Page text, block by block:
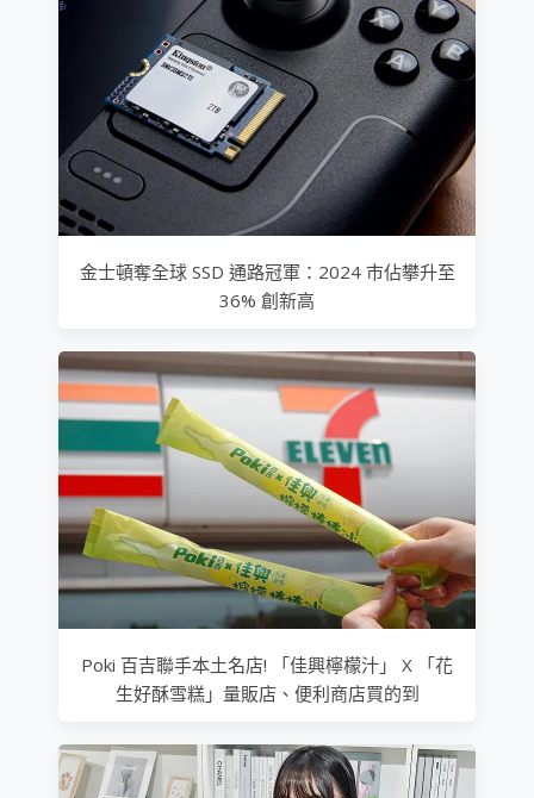
金士頓奪全球 SSD 通路冠軍：2024 市佔攀升至
36% 創新高
Poki 百吉聯手本土名店! 「佳興檸檬汁」 X 「花
生好酥雪糕」量販店、便利商店買的到